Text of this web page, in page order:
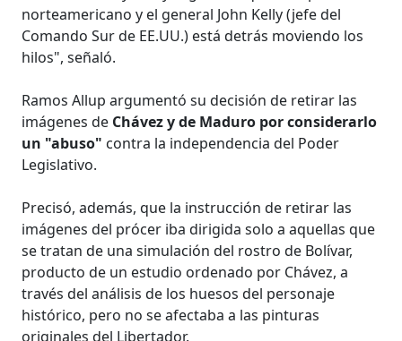
norteamericano y el general John Kelly (jefe del
Comando Sur de EE.UU.) está detrás moviendo los
hilos", señaló.
Ramos Allup argumentó su decisión de retirar las
imágenes de Chávez y de Maduro por considerarlo
un "abuso" contra la independencia del Poder
Legislativo.
Precisó, además, que la instrucción de retirar las
imágenes del prócer iba dirigida solo a aquellas que
se tratan de una simulación del rostro de Bolívar,
producto de un estudio ordenado por Chávez, a
través del análisis de los huesos del personaje
histórico, pero no se afectaba a las pinturas
originales del Libertador.